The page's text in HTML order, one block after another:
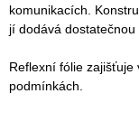
komunikacích.
jí dodává dostatečnou
Reflexní fólie zajišťuje
podmínkách.